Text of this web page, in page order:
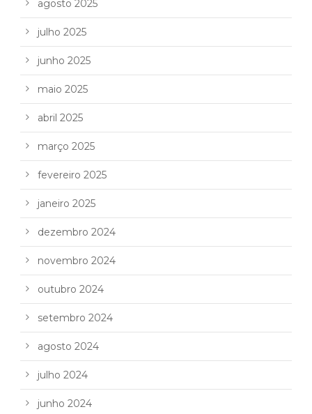
agosto 2025
julho 2025
junho 2025
maio 2025
abril 2025
março 2025
fevereiro 2025
janeiro 2025
dezembro 2024
novembro 2024
outubro 2024
setembro 2024
agosto 2024
julho 2024
junho 2024